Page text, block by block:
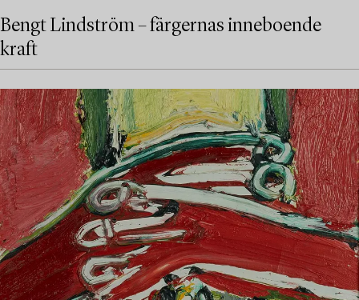
Bengt Lindström – färgernas inneboende
kraft